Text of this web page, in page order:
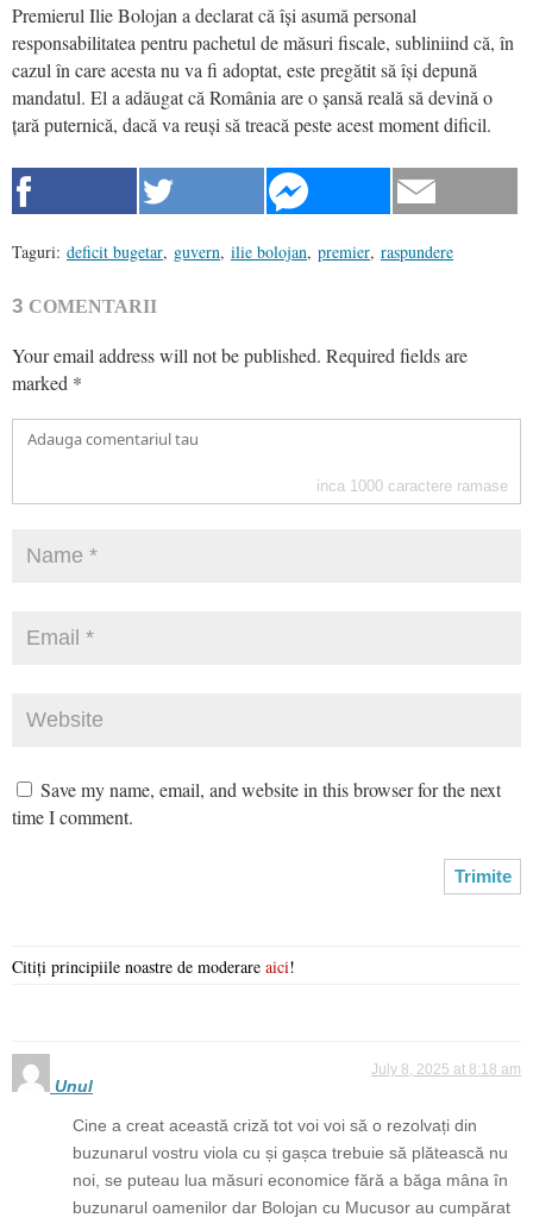
Premierul Ilie Bolojan a declarat că își asumă personal
responsabilitatea pentru pachetul de măsuri fiscale, subliniind că, în
cazul în care acesta nu va fi adoptat, este pregătit să își depună
mandatul. El a adăugat că România are o șansă reală să devină o
țară puternică, dacă va reuși să treacă peste acest moment dificil.
Taguri: deficit bugetar, guvern, ilie bolojan, premier, raspundere
3 COMENTARII
Your email address will not be published. Required fields are
marked *
inca 1000 caractere ramase
Save my name, email, and website in this browser for the next
time I comment.
Citiți principiile noastre de moderare aici!
Unul
July 8, 2025 at 8:18 am
Cine a creat această criză tot voi voi să o rezolvați din
buzunarul vostru viola cu și gașca trebuie să plătească nu
noi, se puteau lua măsuri economice fără a băga mâna în
buzunarul oamenilor dar Bolojan cu Mucusor au cumpărat